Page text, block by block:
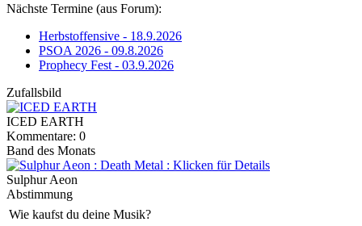
Nächste Termine (aus Forum):
Herbstoffensive - 18.9.2026
PSOA 2026 - 09.8.2026
Prophecy Fest - 03.9.2026
Zufallsbild
ICED EARTH
Kommentare: 0
Band des Monats
Sulphur Aeon
Abstimmung
Wie kaufst du deine Musik?